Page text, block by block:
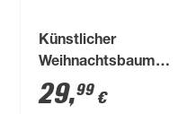
Künstlicher
Weihnachtsbaum
'Joy'
grün/silberfarben Ø
29,99 €